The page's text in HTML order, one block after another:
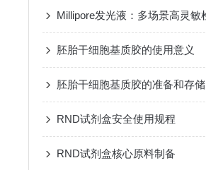
胚胎干细胞基质胶的使用意义
胚胎干细胞基质胶的准备和存储
RND试剂盒安全使用规程
RND试剂盒核心原料制备